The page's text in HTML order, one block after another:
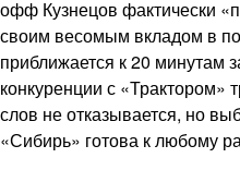
офф Кузнецов фактически
своим весомым вкладом в
приближается к 20 минутам
конкуренции с «Трактором»
слов не отказывается, но
«Сибирь» готова к любому